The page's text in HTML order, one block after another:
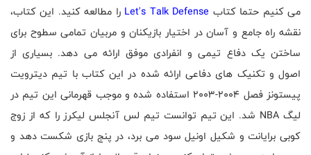
می کنیم حتما کتاب Let's Talk Defense را مطالعه کنید. این کتاب،
نقشه راه جامع و آسان در اختیار بازیکنان و مربیان تمامی سطوح برای
ساختن یک دفاع تیمی و انفرادی موفق ارائه می دهد. بسیاری از
اصول و تکنیک های دفاعی ارائه شده در این کتاب با تیم دیترویت
پیستونز فصل 2003-2004استفاده شده و موجب قهرمانی این تیم در
لیگ NBA شد. این تیم توانست تیم لس آنجلس لیکرز را که از زوج
کوبی برایانت و شکیل اونیل سود می برد، در پنج بازی شکست دهد و